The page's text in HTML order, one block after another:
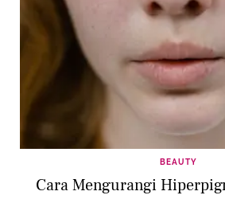
BEAUTY
Cara Mengurangi